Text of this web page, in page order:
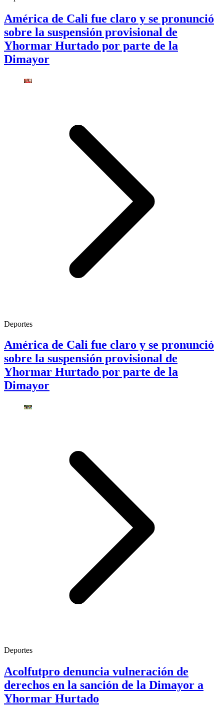
América de Cali fue claro y se pronunció
sobre la suspensión provisional de
Yhormar Hurtado por parte de la
Dimayor
Deportes
América de Cali fue claro y se pronunció
sobre la suspensión provisional de
Yhormar Hurtado por parte de la
Dimayor
Deportes
Acolfutpro denuncia vulneración de
derechos en la sanción de la Dimayor a
Yhormar Hurtado